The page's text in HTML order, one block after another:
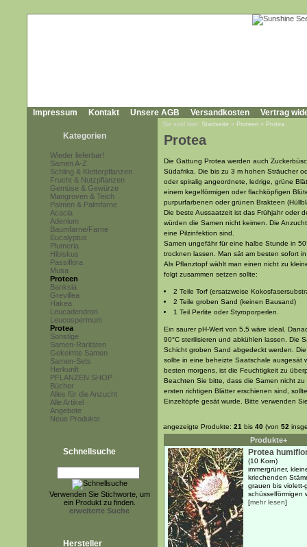
Impressum Kontakt Unsere AGB Versandkosten Vertrag
Kategorien
Wieder lieferbar!
Samen A-Z
Schling & Kletterpflanzen
Frucht & Nutzpflanzen
Gemüse & Gewürze
Mangroven & Teich
Palmen & Palmfarne
Acacia
Adenium
Baumfarne/Farne
Eucalyptus
Plumeria
Hibiskus
Passiflora
Musa
Proteen
Banksia
Grevillea
Hakea
Leucadendron
Leucospermum
Protea
Sonstige
Samen-Raritäten
Gekeimte Samen
Samen-Sets
Herkunft
PFLANZEN SHOP
Bücher
Alles für die Anzucht
Alle Artikel
Angebote
Neue Produkte
Schnellsuche
Verwenden Sie Stichworte, um
ein Produkt zu finden.
erweiterte Suche
Hersteller
Sie sind hier: Startseite » Proteen » Protea
Protea
Die Gattung Protea werden auch
Südafrika. Die bis zu 3 m hohen Sträucher
oder spiralig angeordnete, ledrige, grüne
einem kegelförmigen oder flachköpfigen
purpurfarbenen oder grünen Brakteen
Die beste Aussaatzeit ist das Frühjahr oder
würden die Samen nicht keimen. Die
eine Pilzinfektion sind.
Samen ungefähr für eine halbe Stunde in
trocknen lassen. Man sät am besten sofort
Als Pflanztopf wählt man einen nicht zu
folgt zusammen setzen sollte:
2 Teile Torf (ersatzweise
2 Teile groben Sand (keinen Bausand)
1 Teil Perlite oder Styroporperlen.
Ein saurer pH-Wert von 5,5 wäre ideal.
90°C sterilisieren und abkühlen lassen. Die
Schicht groben Sand abgedeckt werden.
sollte in eine beheizte Saatschale ausgesät
besten morgens, ist die Feuchtigkeit zu
Beachten Sie bitte, dass die Samen nicht
ersten richtigen Blätter erschienen sind,
Einzeltöpfe gesät wurde. Bitte verwenden
angezeigte Produkte: 21 bis 40 (von 52
Produkte+
Protea
(10 Korn)
immergrüner,
kriechenden
grauen bis
schüsselförmigen
[mehr lesen]